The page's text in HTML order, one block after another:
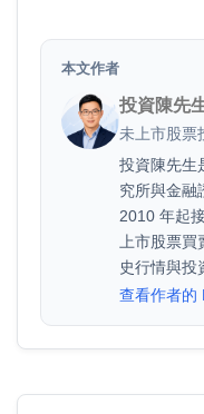
本文作者
投資陳先
未上市股票
投資陳先生
究所與金融
2010 年起
上市股票
史行情與投
查看作者的